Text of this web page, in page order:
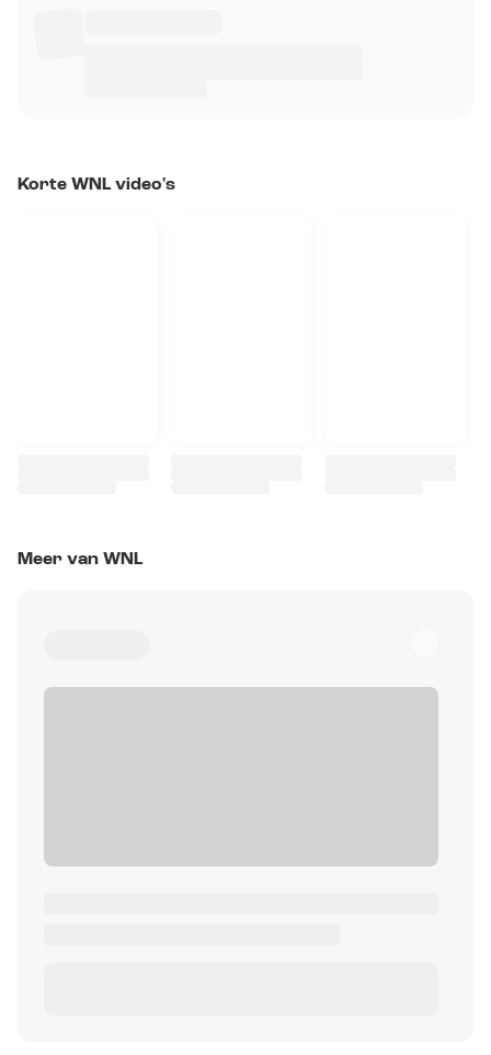
Korte WNL video's
Meer van WNL